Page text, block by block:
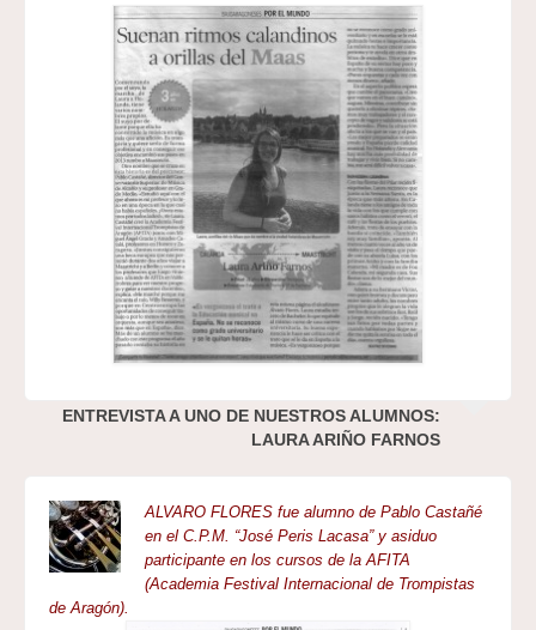
ENTREVISTA A UNO DE NUESTROS ALUMNOS:
LAURA ARIÑO FARNOS
ALVARO FLORES fue alumno de Pablo Castañé
en el C.P.M. “José Peris Lacasa” y asiduo
participante en los cursos de la AFITA
(Academia Festival Internacional de Trompistas
de Aragón).